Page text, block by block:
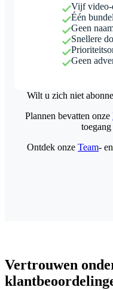
Vijf video-
Één
Geen
Snellere
Geen
Wilt u zich niet
Plannen bevatten onze
Ontdek onze Team- en
Vertrouwen